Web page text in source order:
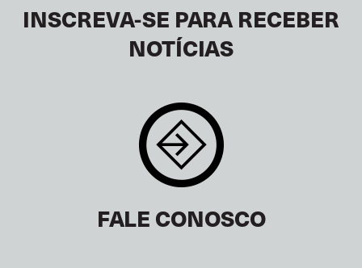
INSCREVA-SE PARA RECEBER
NOTÍCIAS
FALE CONOSCO